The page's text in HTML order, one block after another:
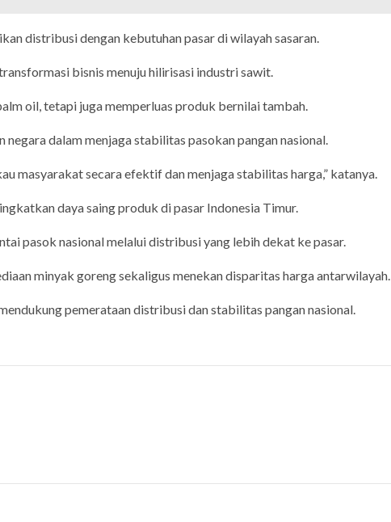
distribusi dengan kebutuhan pasar di wilayah sasaran.
bisnis menuju hilirisasi industri sawit.
oil, tetapi juga memperluas produk bernilai tambah.
dalam menjaga stabilitas pasokan pangan nasional.
masyarakat secara efektif dan menjaga stabilitas harga,” katanya.
daya saing produk di pasar Indonesia Timur.
pasok nasional melalui distribusi yang lebih dekat ke pasar.
minyak goreng sekaligus menekan disparitas harga antarwilayah.
pemerataan distribusi dan stabilitas pangan nasional.